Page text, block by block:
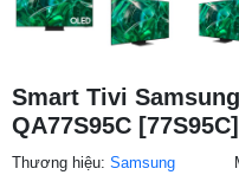
Smart Tivi
QA77S95C
Thương hiệu: Samsung